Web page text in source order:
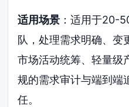
适用场景 ：适用于20-
队，处理需求明确、变
市场活动统筹、轻量级
规的需求审计与端到端
任。